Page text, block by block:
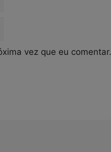
vez que eu comentar.